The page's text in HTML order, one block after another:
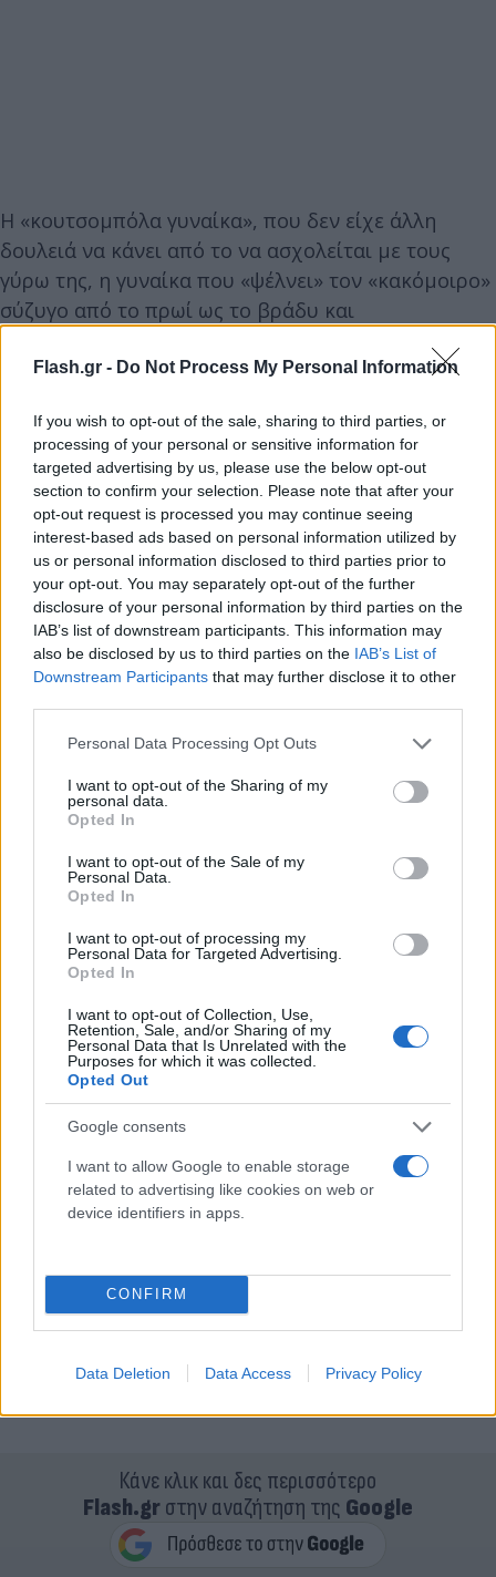
Flash.gr - Do Not Process My Personal Information
If you wish to opt-out of the sale, sharing to third parties, or
processing of your personal or sensitive information for
targeted advertising by us, please use the below opt-out
section to confirm your selection. Please note that after your
opt-out request is processed you may continue seeing
interest-based ads based on personal information utilized by
us or personal information disclosed to third parties prior to
your opt-out. You may separately opt-out of the further
disclosure of your personal information by third parties on the
IAB’s list of downstream participants. This information may
also be disclosed by us to third parties on the IAB’s List of
Downstream Participants that may further disclose it to other
Please note that this website/app uses one or more Google
not limited to your visit or usage behaviour. You may click to
grant or deny consent to Google and its third-party tags to
use your data for below specified purposes in below Google
consent section.
Personal Data Processing Opt Outs
I want to opt-out of the Sharing of my
personal data.
Opted In
I want to opt-out of the Sale of my
Personal Data.
Opted In
I want to opt-out of processing my
Personal Data for Targeted Advertising.
Opted In
I want to opt-out of Collection, Use,
Retention, Sale, and/or Sharing of my
Personal Data that Is Unrelated with the
Purposes for which it was collected.
Opted Out
Google consents
I want to allow Google to enable storage
related to advertising like cookies on web or
device identifiers in apps.
CONFIRM
Data Deletion Data Access Privacy Policy
Η «κουτσομπόλα γυναίκα», που δεν είχε άλλη
δουλειά να κάνει από το να ασχολείται με τους
γύρω της, η γυναίκα που «ψέλνει» τον «κακόμοιρο»
σύζυγο από το πρωί ως το βράδυ και
να πετύχει το σκοπό της και να τον «φέρει στα
δεν πρέπει να αναπαράγεται εντός σχολικού
περιβάλλοντος, πόσω μάλλον να αποτελεί και
προϋπόθεση για να «σκοράρει» ένας μαθητής στις
Εξετάσεις.
Μήπως κάτι κάνουμε πολύ λάθος; Μήπως πρέπει
να κοιταχτούμε στον καθρέφτη και να
αναμετρηθούμε με τις δικές μας αγκυλώσεις; Δεν
είναι στραβός ο γιαλός. Σίγουρα εμείς αρμενίζουμε
στραβά...
Κάνε κλικ και δες περισσότερο
Flash.grστην αναζήτηση της Google